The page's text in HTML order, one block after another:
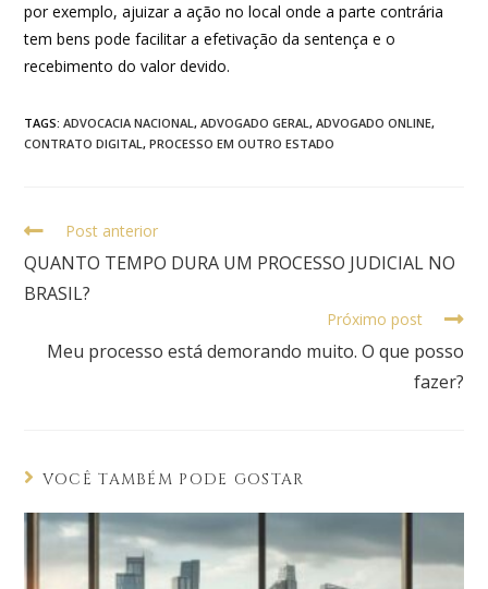
por exemplo, ajuizar a ação no local onde a parte contrária
tem bens pode facilitar a efetivação da sentença e o
recebimento do valor devido.
TAGS:ADVOCACIA NACIONAL, ADVOGADO GERAL, ADVOGADO ONLINE,
CONTRATO DIGITAL, PROCESSO EM OUTRO ESTADO
Post anterior
QUANTO TEMPO DURA UM PROCESSO JUDICIAL NO
BRASIL?
Próximo post
Meu processo está demorando muito. O que posso
fazer?
VOCÊ TAMBÉM PODE GOSTAR